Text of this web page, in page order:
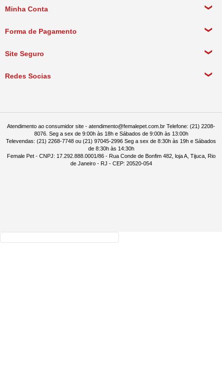
Política de Pagamento
Política de Entrega
Minha Conta
Forma de Pagamento
Site Seguro
Redes Socias
Atendimento ao consumidor site - atendimento@femalepet.com.br Telefone: (21) 2208-
8076. Seg a sex de 9:00h às 18h e Sábados de 9:00h às 13:00h
Televendas: (21) 2268-7748 ou (21) 97045-2996 Seg a sex de 8:30h às 19h e Sábados
de 8:30h às 14:30h
Female Pet - CNPJ: 17.292.888.0001/86 - Rua Conde de Bonfim 482, loja A, Tijuca, Rio
de Janeiro - RJ - CEP: 20520-054